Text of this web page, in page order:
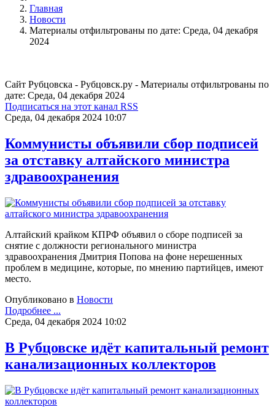
Главная
Новости
Материалы отфильтрованы по дате: Среда, 04 декабря
2024
Сайт Рубцовска - Рубцовск.ру - Материалы отфильтрованы по
дате: Среда, 04 декабря 2024
Подписаться на этот канал RSS
Среда, 04 декабря 2024 10:07
Коммунисты объявили сбор подписей
за отставку алтайского министра
здравоохранения
Алтайский крайком КПРФ объявил о сборе подписей за
снятие с должности регионального министра
здравоохранения Дмитрия Попова на фоне нерешенных
проблем в медицине, которые, по мнению партийцев, имеют
место.
Опубликовано в Новости
Подробнее ...
Среда, 04 декабря 2024 10:02
В Рубцовске идёт капитальный ремонт
канализационных коллекторов